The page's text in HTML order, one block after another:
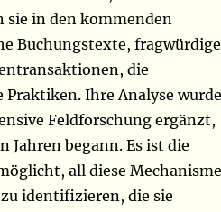
sie in den kommenden
Buchungstexte, fragwürdige
die
Ihre Analyse wurde
Feldforschung ergänzt,
Jahren begann. Es ist die
all diese
identifizieren, die sie